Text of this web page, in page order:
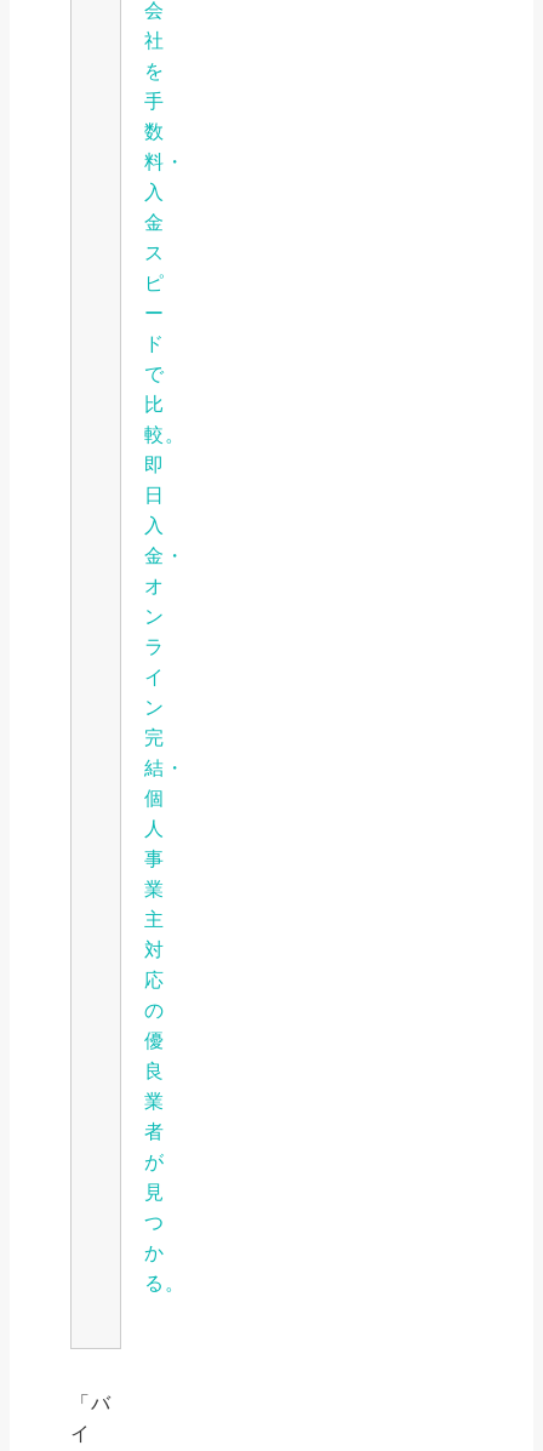
会
社
を
手
数
料・
入
金
ス
ピ
ー
ド
で
比
較。
即
日
入
金・
オ
ン
ラ
イ
ン
完
結・
個
人
事
業
主
対
応
の
優
良
業
者
が
見
つ
か
る。
「バ
イ